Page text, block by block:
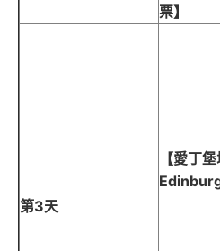
票】
第3天
【愛丁